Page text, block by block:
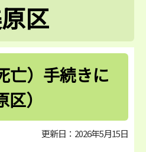
区
亡）手続きに
）
更新日：2026年5月15日